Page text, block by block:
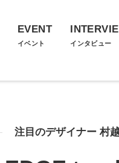
EVENT
イベント インタビュー
注目のデザイナー 村